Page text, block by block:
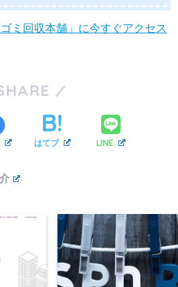
ミ回収本舗」に今すぐアクセス
はてブ LINE